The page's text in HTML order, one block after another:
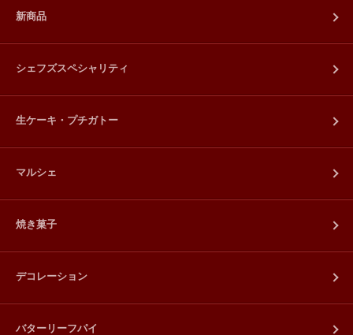
新商品
シェフズスペシャリティ
生ケーキ・プチガトー
マルシェ
焼き菓子
デコレーション
バターリーフパイ